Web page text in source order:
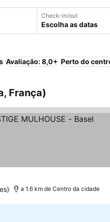
Check-in/out
Escolha as datas
Avaliação: 8,0+ Perto do
França)
a 1.6 km de Centro da cidade